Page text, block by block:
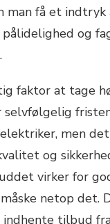
man få et indtryk
og
faktor at tage
selvfølgelig
men
og
virker for
netop det.
indhente tilbud